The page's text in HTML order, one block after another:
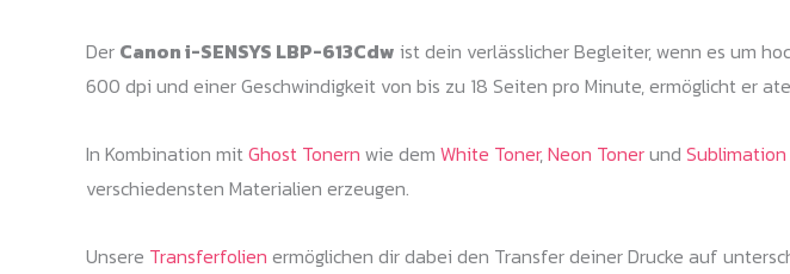
Der Canon i-SENSYS LBP-613Cdw ist dein verlässlicher Begleiter, wenn es um
600 dpi und einer Geschwindigkeit von bis zu 18 Seiten pro Minute, ermöglicht er
In Kombination mitGhost Tonern wie dem White Toner,Neon Tonerund Sublimation
verschiedensten Materialien erzeugen.
Unsere Transferfolien ermöglichen dir dabei den Transfer deiner Drucke auf